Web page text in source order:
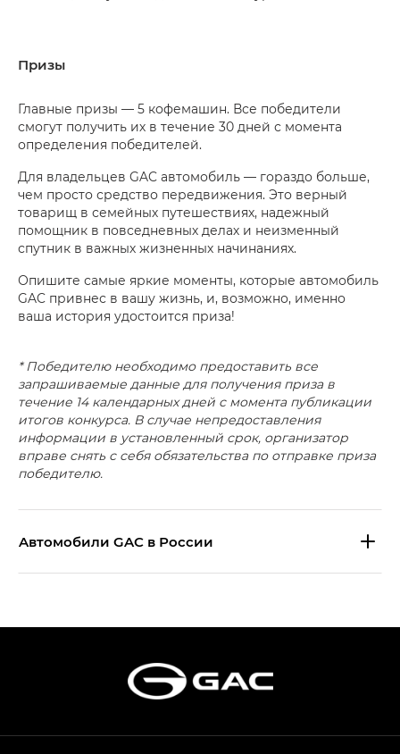
Призы
Главные призы — 5 кофемашин. Все победители
смогут получить их в течение 30 дней с момента
определения победителей.
Для владельцев GAC автомобиль — гораздо больше,
чем просто средство передвижения. Это верный
товарищ в семейных путешествиях, надежный
помощник в повседневных делах и неизменный
спутник в важных жизненных начинаниях.
Опишите самые яркие моменты, которые автомобиль
GAC привнес в вашу жизнь, и, возможно, именно
ваша история удостоится приза!
* Победителю необходимо предоставить все
запрашиваемые данные для получения приза в
течение 14 календарных дней с момента публикации
итогов конкурса. В случае непредоставления
информации в установленный срок, организатор
вправе снять с себя обязательства по отправке приза
победителю.
Aвтомобили GAC в России
Эс Икс ПРЕМИУМ — SX PREMIUM
S7 — Эс 7 (S7) в комплектациях
Эс Икс ПРЕМИУМ — SX PREMIUM, Эс Тэ — ST
в комплектации Экс ПРЕМИУМ — EX PREMIUM